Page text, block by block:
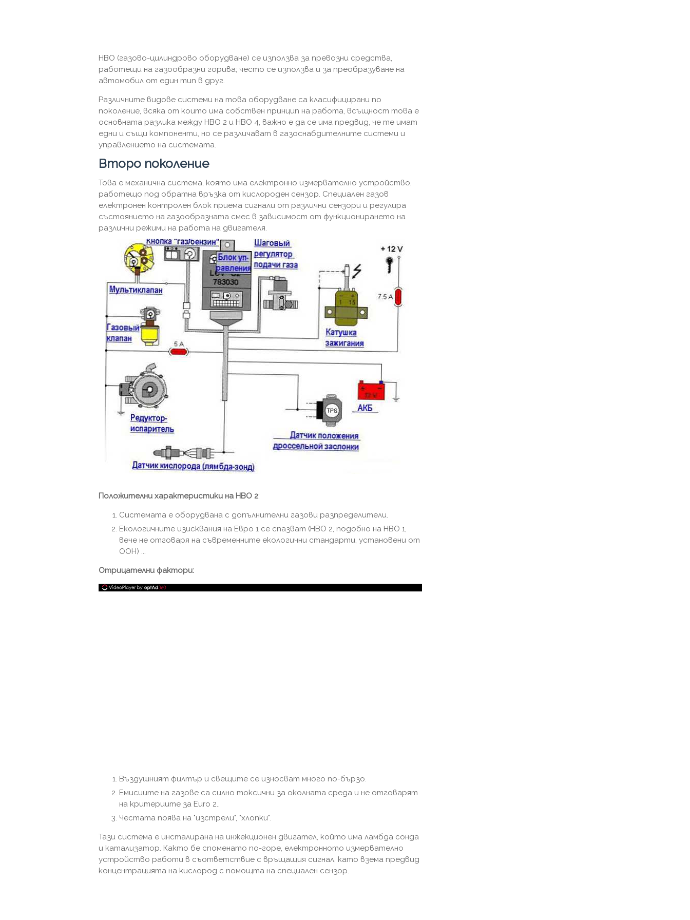
HBO (газово-цилиндрово оборудване) се използва за превозни средства,
работещи на газообразни горива; често се използва и за преобразуване на
автомобил от един тип в друг.
Различните видове системи на това оборудване са класифицирани по
поколение, всяка от които има собствен принцип на работа, всъщност това е
основната разлика между HBO 2 и HBO 4, важно е да се има предвид, че те имат
едни и същи компоненти, но се различават в газоснабдителните системи и
управлението на системата.
Второ поколение
Това е механична система, която има електронно измервателно устройство,
работещо под обратна връзка от кислороден сензор. Специален газов
електронен контролен блок приема сигнали от различни сензори и регулира
състоянието на газообразната смес в зависимост от функционирането на
различни режими на работа на двигателя.
Положителни характеристики на HBO 2:
Системата е оборудвана с допълнителни газови разпределители.
Екологичните изисквания на Евро 1 се спазват (HBO 2, подобно на HBO 1,
вече не отговаря на съвременните екологични стандарти, установени от
ООН) ...
Отрицателни фактори:
Въздушният филтър и свещите се износват много по-бързо.
Емисиите на газове са силно токсични за околната среда и не отговарят
на критериите за Euro 2..
Честата поява на "изстрели", "хлопки".
Тази система е инсталирана на инжекционен двигател, който има ламбда сонда
и катализатор. Както бе споменато по-горе, електронното измервателно
устройство работи в съответствие с връщащия сигнал, като взема предвид
концентрацията на кислород с помощта на специален сензор.